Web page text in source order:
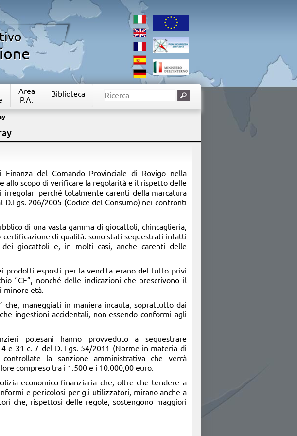
Area
P.A.
Biblioteca
del Comando Provinciale di Rovigo nella
allo scopo di verificare la regolarità e il rispetto delle
perché totalmente carenti della marcatura
206/2005 (Codice del Consumo) nei confronti
di una vasta gamma di giocattoli, chincaglieria,
di qualità: sono stati sequestrati infatti
giocattoli e, in molti casi, anche carenti delle
prodotti esposti per la vendita erano del tutto privi
“CE”, nonché delle indicazioni che prescrivono il
minore età.
che, maneggiati in maniera incauta, soprattutto dai
ingestioni accidentali, non essendo conformi agli
polesani hanno provveduto a sequestrare
e 31 c. 7 del D. Lgs. 54/2011 (Norme in materia di
la sanzione amministrativa che verrà
compreso tra i 1.500 e i 10.000,00 euro.
economico-finanziaria che, oltre che tendere a
e pericolosi per gli utilizzatori, mirano anche a
che, rispettosi delle regole, sostengono maggiori